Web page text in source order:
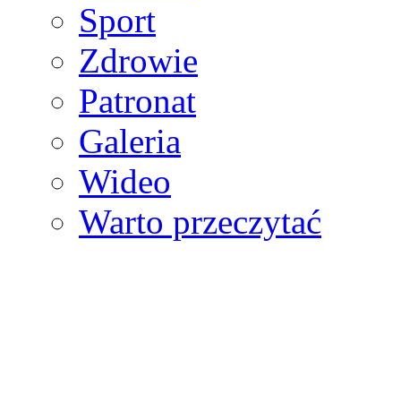
Sport
Zdrowie
Patronat
Galeria
Wideo
Warto przeczytać